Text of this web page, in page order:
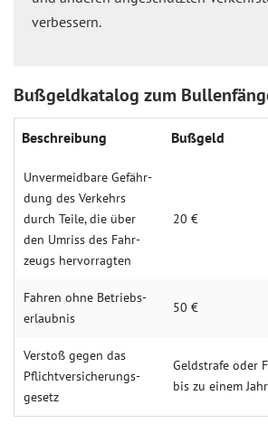
verbessern.
Bußgeldkatalog zum
Beschreibung Bußgeld
Un­ver­meid­bare Gefähr­
dung des Ver­kehrs
durch Teile, die über
den Um­riss des Fahr­
zeugs hervor­ragten
20 €
Fahren ohne Betriebs­
erlaub­nis
50 €
Ver­stoß gegen das
Pflicht­ver­sicherungs­
gesetz
Geld­strafe oder
bis zu einem Jahr